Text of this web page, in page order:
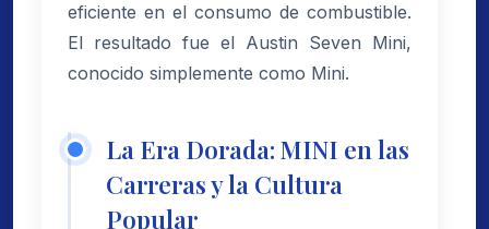
eficiente en el consumo de combustible.
El resultado fue el Austin Seven Mini,
conocido simplemente como Mini.
La Era Dorada: MINI en las
Carreras y la Cultura
Popular